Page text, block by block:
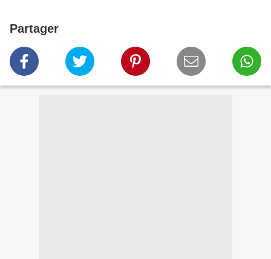
Partager